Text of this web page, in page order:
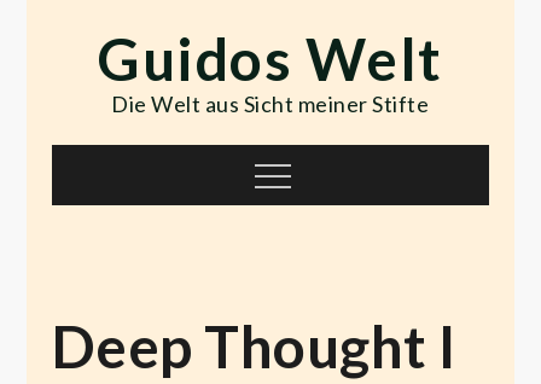
contentGuidos Welt
Die Welt aus Sicht meiner Stifte
Menu
Deep Thought I